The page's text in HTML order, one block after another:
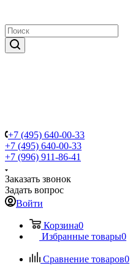
+7 (495) 640-00-33
+7 (495) 640-00-33
+7 (996) 911-86-41
Заказать звонок
Задать вопрос
Войти
Корзина0
Избранные товары0
Сравнение товаров0